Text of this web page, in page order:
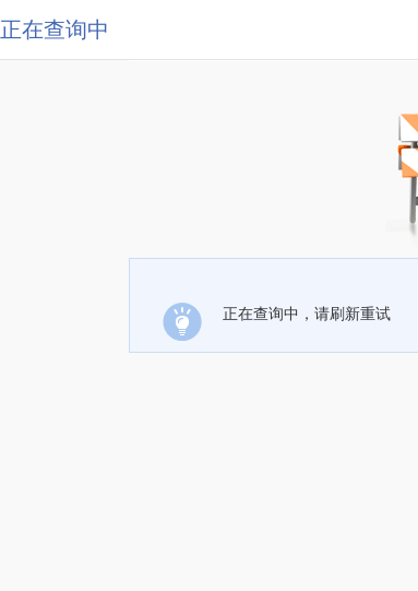
正在查询中
正在查询中，请刷新重试